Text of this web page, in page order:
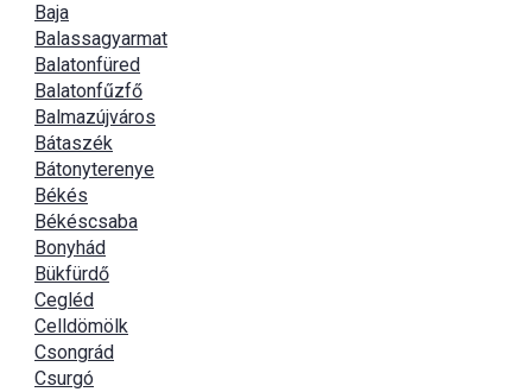
Baja
Balassagyarmat
Balatonfüred
Balatonfűzfő
Balmazújváros
Bátaszék
Bátonyterenye
Békés
Békéscsaba
Bonyhád
Bükfürdő
Cegléd
Celldömölk
Csongrád
Csurgó